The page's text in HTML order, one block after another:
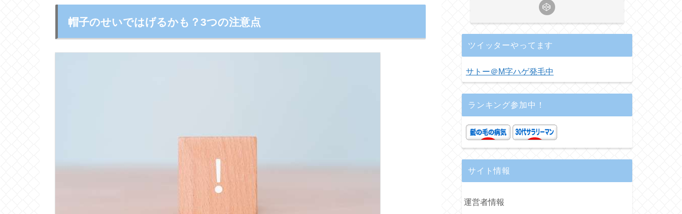
帽子のせいではげるかも？3つの注意点
ツイッターやってます
サトー＠M字ハゲ発毛中
ランキング参加中！
サイト情報
運営者情報